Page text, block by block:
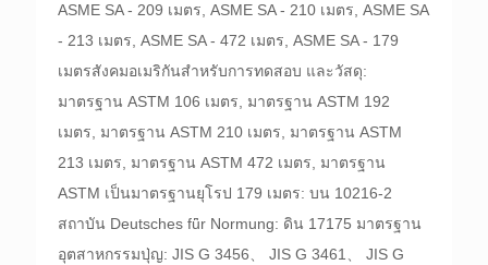
ASME SA - 209 เมตร, ASME SA - 210 เมตร, ASME SA
- 213 เมตร, ASME SA - 472 เมตร, ASME SA - 179
เมตรสังคมอเมริกันสำหรับการทดสอบ และวัสดุ:
มาตรฐาน ASTM 106 เมตร, มาตรฐาน ASTM 192
เมตร, มาตรฐาน ASTM 210 เมตร, มาตรฐาน ASTM
213 เมตร, มาตรฐาน ASTM 472 เมตร, มาตรฐาน
ASTM เป็นมาตรฐานยุโรป 179 เมตร: บน 10216-2
สถาบัน Deutsches fǖr Normung: ดิน 17175 มาตรฐาน
อุตสาหกรรมปุ่ญ: JIS G 3456、 JIS G 3461、 JIS G